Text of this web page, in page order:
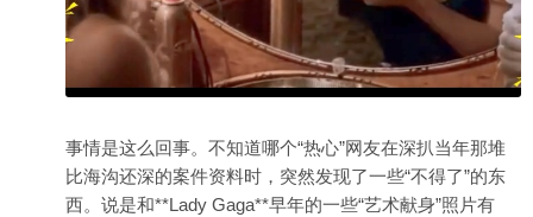
事情是这么回事。不知道哪个“热心”网友在深扒当年那堆
比海沟还深的案件资料时，突然发现了一些“不得了”的东
西。说是和**Lady Gaga**早年的一些“艺术献身”照片有